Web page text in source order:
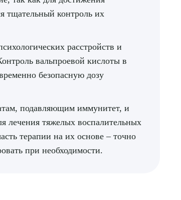
тщательный контроль их
расстройств и
вальпроевой кислоты в
безопасную дозу
подавляющим иммунитет, и
лечения тяжелых воспалительных
терапии на их основе – точно
при необходимости.